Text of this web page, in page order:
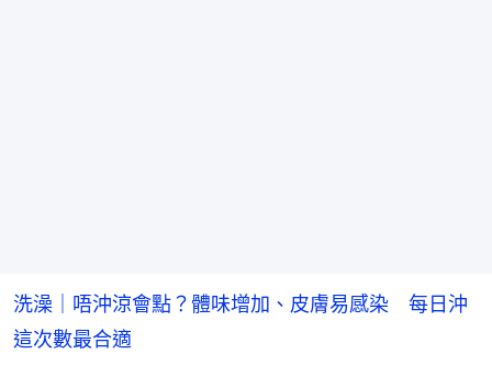
洗澡｜唔沖涼會點？體味增加、皮膚易感染 每日沖
這次數最合適